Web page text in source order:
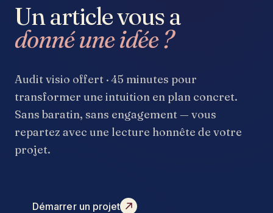
Un article vous a
donné une idée ?
Audit visio offert · 45 minutes pour
transformer une intuition en plan concret.
Sans baratin, sans engagement — vous
repartez avec une lecture honnête de votre
projet.
Démarrer un projet